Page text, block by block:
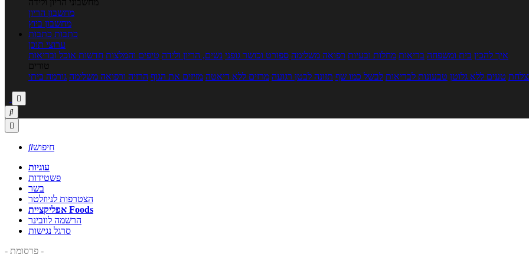
מחשבוני הריון ולידה
מחשבון הריון
מחשבון ביוץ
כתבות כתבות
ערוצי תוכן
איך להכין בית ומשפחה בריאות מחלות ובעיות רפואה משלימה ספורט וכושר גופני נשים, הריון ולידה טיפים והמלצות חדשות אוכל ובריאות
טורים
טעים ללא גלוטן טבעונות לבריאות לבשל כמו שף תזונה לבטן רגועה מרזים ללא דיאטה מזיזים את הגוף הרזיה ורפואה משלימה גורמה ביתי



חיפוש
עוגיות
פשטידות
בשר
הצטרפות לניוזלטר
אפליקציית Foods
הרשמה לוובינר
סרגל נגישות
- פרסומת -